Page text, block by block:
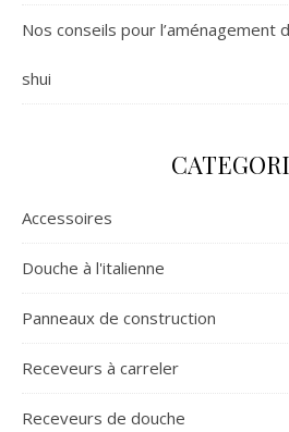
Nos conseils pour l’aménagement
shui
Accessoires
Douche à l'italienne
Panneaux de construction
Receveurs à carreler
Receveurs de douche